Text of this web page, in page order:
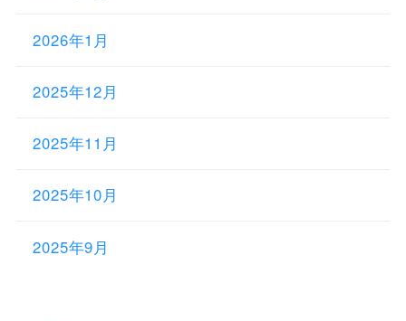
2026年1月
2025年12月
2025年11月
2025年10月
2025年9月